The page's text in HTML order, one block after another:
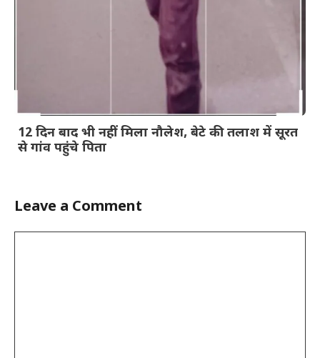
12 दिन बाद भी नहीं मिला नौलेश, बेटे की तलाश में सूरत
से गांव पहुंचे पिता
Leave a Comment